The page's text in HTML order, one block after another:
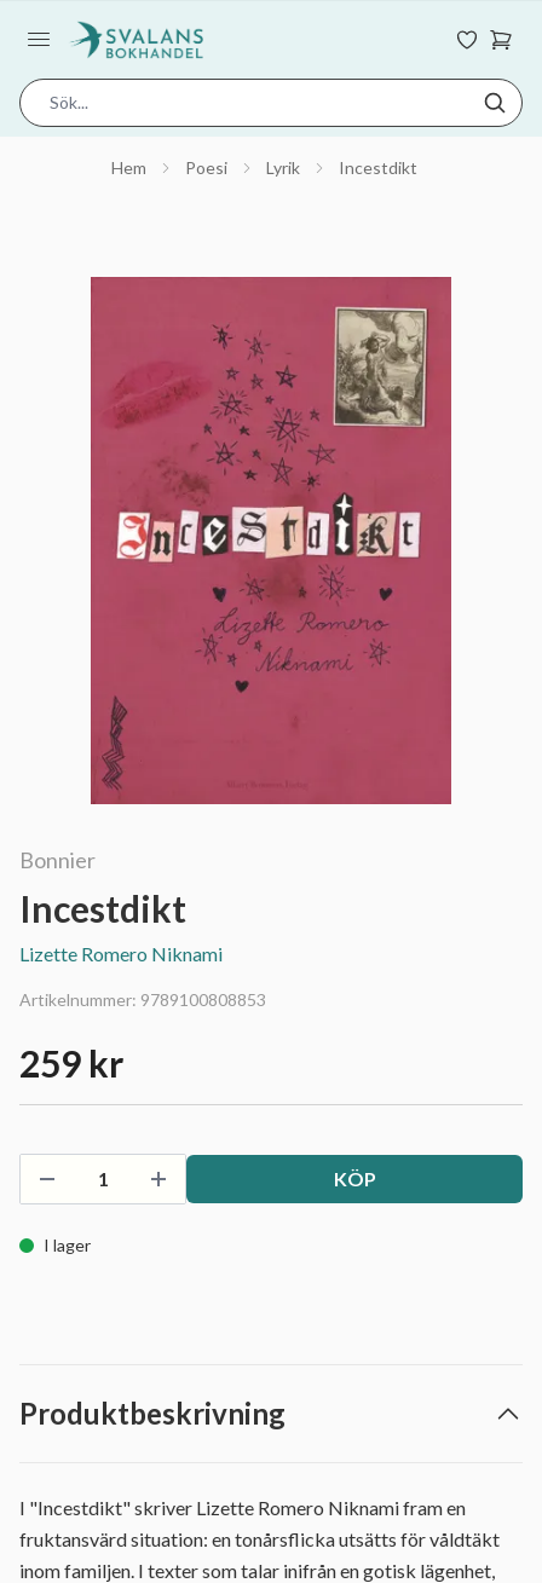
Hem Poesi Lyrik Incestdikt
Bonnier
Incestdikt
Lizette Romero Niknami
Artikelnummer: 9789100808853
259 kr
KÖP
I lager
Produktbeskrivning
I "Incestdikt" skriver Lizette Romero Niknami fram en
fruktansvärd situation: en tonårsflicka utsätts för våldtäkt
inom familjen. I texter som talar inifrån en gotisk lägenhet,